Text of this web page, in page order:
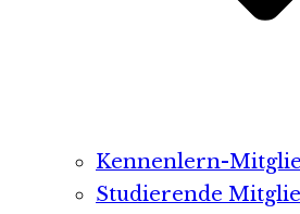
Kennenlern-
Studierende